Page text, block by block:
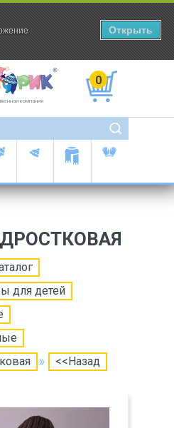
компания
0
для детей
<<Назад
Открыть